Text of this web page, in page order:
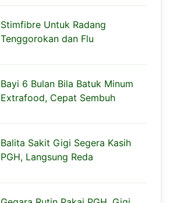
Stimfibre Untuk Radang
Tenggorokan dan Flu
Bayi 6 Bulan Bila Batuk Minum
Extrafood, Cepat Sembuh
Balita Sakit Gigi Segera Kasih
PGH, Langsung Reda